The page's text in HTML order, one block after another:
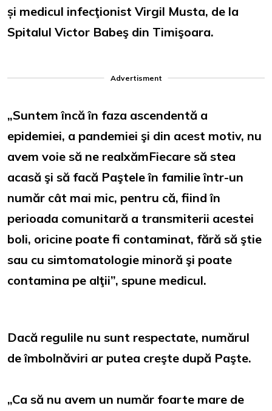
și medicul infecţionist Virgil Musta, de la
Spitalul Victor Babeş din Timişoara.
Advertisment
„Suntem încă în faza ascendentă a
epidemiei, a pandemiei şi din acest motiv, nu
avem voie să ne realxămFiecare să stea
acasă şi să facă Paştele în familie într-un
număr cât mai mic, pentru că, fiind în
perioada comunitară a transmiterii acestei
boli, oricine poate fi contaminat, fără să ştie
sau cu simtomatologie minoră şi poate
contamina pe alţii”, spune medicul.
Dacă regulile nu sunt respectate, numărul
de îmbolnăviri ar putea creşte după Paşte.
„Ca să nu avem un număr foarte mare de